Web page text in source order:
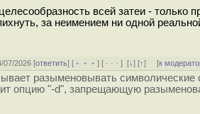
всей затеи - только
за неимением ни одной
07/2026 [ответить] [ ﹢﹢﹢] [ · · ·][↓] [↑] [к
разыменовывать символические
опцию "-d", запрещающую